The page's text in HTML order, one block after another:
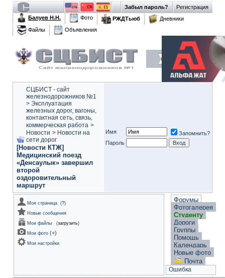
Регистрация
Забыл пароль?
Балуев Н.Н.
Фото РЖДТьюб
Дневники
Файлы
Объявления
СЦБИСТ - сайт
железнодорожников №1
> Эксплуатация
железных дорог, вагоны,
контактная сеть, связь,
коммерческая работа >
Новости > Новости на
сети дорог
[Новости КТЖ]
Медицинский поезд
«Денсаулык» завершил
второй
оздоровительный
маршрут
Имя
Запомнить?
Пароль
Моя страница (?)
Новые сообщения
Мои файлы
(загрузить)
Мои фото (+)
Мои настройки
Форумы
Фотогалерея
Студенту
Дороги
Группы
Помощь
Календарь
Новые фото
Почта
Ошибка